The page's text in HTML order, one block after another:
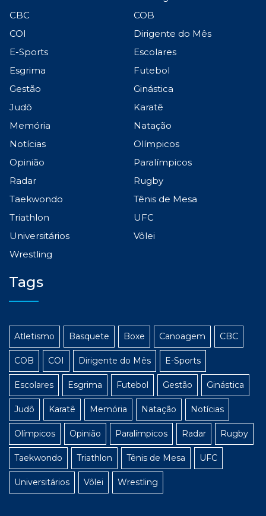
CBC
COB
COI
Dirigente do Mês
E-Sports
Escolares
Esgrima
Futebol
Gestão
Ginástica
Judô
Karatê
Memória
Natação
Notícias
Olímpicos
Opinião
Paralímpicos
Radar
Rugby
Taekwondo
Tênis de Mesa
Triathlon
UFC
Universitários
Vôlei
Wrestling
Tags
Atletismo Basquete Boxe Canoagem CBC
COB COI Dirigente do Mês E-Sports
Escolares Esgrima Futebol Gestão Ginástica
Judô Karatê Memória Natação Notícias
Olímpicos Opinião Paralímpicos Radar Rugby
Taekwondo Triathlon Tênis de Mesa UFC
Universitários Vôlei Wrestling